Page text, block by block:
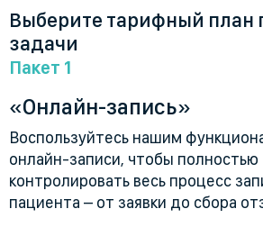
Выберите тарифный план
задачи
Пакет 1
«Онлайн-запись»
Воспользуйтесь нашим
онлайн-записи, чтобы полностью
контролировать весь процесс
пациента – от заявки до сбора